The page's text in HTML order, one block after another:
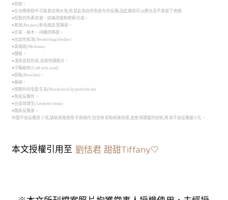
●結痂。
●在治療過程中可能會出現水泡,但是此為自然表皮內的反應,因此通常可以癒合且不會留下疤痕
●短暫的色素改變、紋路改變和疤痕形成。
●紫斑(Purpura)和毛細血管擴張。
●淤青、麻木、持續的熱感。
●出血性氣泡(Hemorrhagicbullae)
●黃褐斑(Melasma)
●腫脹。
●淺表血栓形成,血栓性靜脈炎。
●冷莓麻疹(Cold urticarial)
●瘀點(Petechia)。
●萎縮。
●預期外的毛髮生長(Paradoxical hypertrichosis)
●免疫反應性。
●白血球增生(Leukotrichosis)
●臨床反應差。
伟管不良反應很少見,請依原廠使用手冊操作,包含術前和術後指導,並使用適當的技術,將其不良反應最小化。
本文授權引用至 劉恬君 甜甜Tiffany🤍